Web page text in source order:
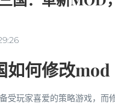
如何修改mod
受玩家喜爱的策略游戏，而